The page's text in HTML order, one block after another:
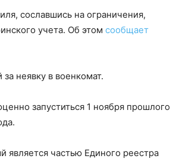
сославшись на ограничения,
учета. Об этом сообщает
неявку в военкомат.
запуститься 1 ноября прошлого
является частью Единого реестра